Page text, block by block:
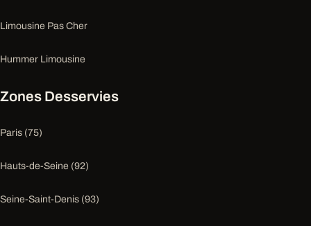
Limousine Pas Cher
Hummer Limousine
Zones Desservies
Paris (75)
Hauts-de-Seine (92)
Seine-Saint-Denis (93)